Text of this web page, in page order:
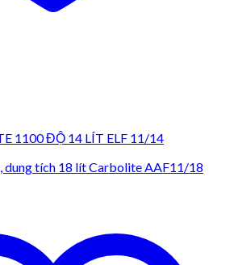
1100 ĐỘ 14 LÍT ELF 11/14